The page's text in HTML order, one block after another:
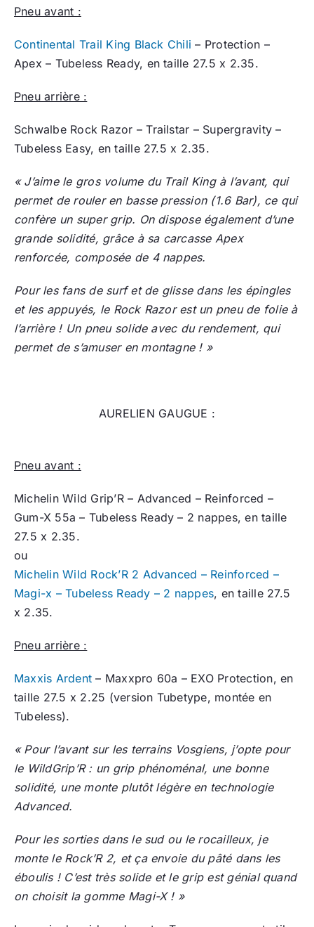
Pneu avant :
Continental Trail King Black Chili – Protection –
Apex – Tubeless Ready, en taille 27.5 x 2.35.
Pneu arrière :
Schwalbe Rock Razor – Trailstar – Supergravity –
Tubeless Easy, en taille 27.5 x 2.35.
« J’aime le gros volume du Trail King à l’avant, qui
permet de rouler en basse pression (1.6 Bar), ce qui
confère un super grip. On dispose également d’une
grande solidité, grâce à sa carcasse Apex
renforcée, composée de 4 nappes.
Pour les fans de surf et de glisse dans les épingles
et les appuyés, le Rock Razor est un pneu de folie à
l’arrière ! Un pneu solide avec du rendement, qui
permet de s’amuser en montagne ! »
AURELIEN GAUGUE :
Pneu avant :
Michelin Wild Grip’R – Advanced – Reinforced –
Gum-X 55a – Tubeless Ready – 2 nappes, en taille
27.5 x 2.35.
ou
Michelin Wild Rock’R 2 Advanced – Reinforced –
Magi-x – Tubeless Ready – 2 nappes, en taille 27.5
x 2.35.
Pneu arrière :
Maxxis Ardent – Maxxpro 60a – EXO Protection, en
taille 27.5 x 2.25 (version Tubetype, montée en
Tubeless).
« Pour l’avant sur les terrains Vosgiens, j’opte pour
le WildGrip’R : un grip phénoménal, une bonne
solidité, une monte plutôt légère en technologie
Advanced.
Pour les sorties dans le sud ou le rocailleux, je
monte le Rock’R 2, et ça envoie du pâté dans les
éboulis ! C’est très solide et le grip est génial quand
on choisit la gomme Magi-X ! »